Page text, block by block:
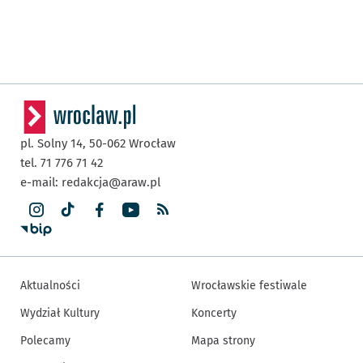
pl. Solny 14, 50-062 Wrocław
tel. 71 776 71 42
e-mail: redakcja@araw.pl
Aktualności
Wydział Kultury
Polecamy
Wrocławskie festiwale
Koncerty
Mapa strony